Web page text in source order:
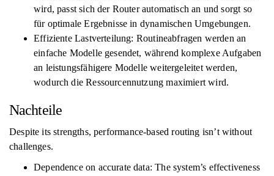
wird, passt sich der Router automatisch an und sorgt so
für optimale Ergebnisse in dynamischen Umgebungen.
Effiziente Lastverteilung: Routineabfragen werden an
einfache Modelle gesendet, während komplexe Aufgaben
an leistungsfähigere Modelle weitergeleitet werden,
wodurch die Ressourcennutzung maximiert wird.
Nachteile
Despite its strengths, performance-based routing isn’t without
challenges.
Dependence on accurate data: The system’s effectiveness